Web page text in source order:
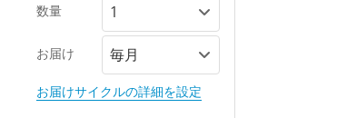
数量
お届け
お届けサイクルの詳細を設定